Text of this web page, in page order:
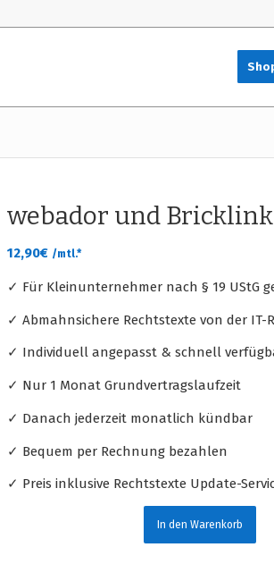
webador und
12,90€ /mtl.*
✓ Für Kleinunternehmer nach § 19 UStG
✓ Abmahnsichere Rechtstexte von der IT-
✓ Individuell angepasst & schnell
✓ Nur 1 Monat Grundvertragslaufzeit
✓ Danach jederzeit monatlich kündbar
✓ Bequem per Rechnung bezahlen
✓ Preis inklusive Rechtstexte Update-
In den Warenkorb